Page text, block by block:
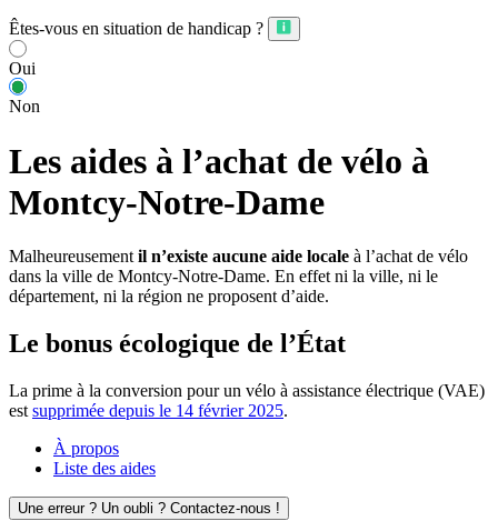
Êtes-vous en situation de handicap ?
Oui
Non
Les aides à l’achat de vélo à
Montcy-Notre-Dame
Malheureusement il n’existe aucune aide locale à l’achat de vélo
dans la ville de Montcy-Notre-Dame. En effet ni la ville, ni le
département, ni la région ne proposent d’aide.
Le bonus écologique de l’État
La prime à la conversion pour un vélo à assistance électrique (VAE)
est supprimée depuis le 14 février 2025.
À propos
Liste des aides
Une erreur ? Un oubli ? Contactez-nous !